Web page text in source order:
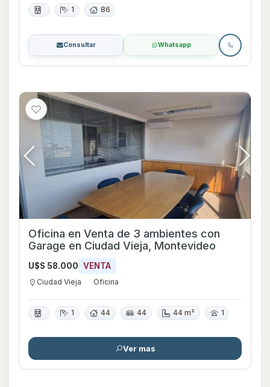
1 86
Consultar Whatsapp
Oficina en Venta de 3 ambientes con
Garage en Ciudad Vieja, Montevideo
U$S 58.000 VENTA
Ciudad Vieja Oficina
1 44 44 44 m² 1
Ver mas